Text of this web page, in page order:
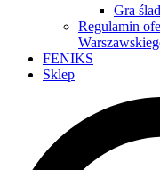
Gra
Regulamin
FENIKS
Sklep